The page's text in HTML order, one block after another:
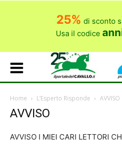
25% di sconto
Usa il codice
Home L’Esperto Risponde AVVISO
AVVISO
AVVISO I MIEI CARI LETTORI